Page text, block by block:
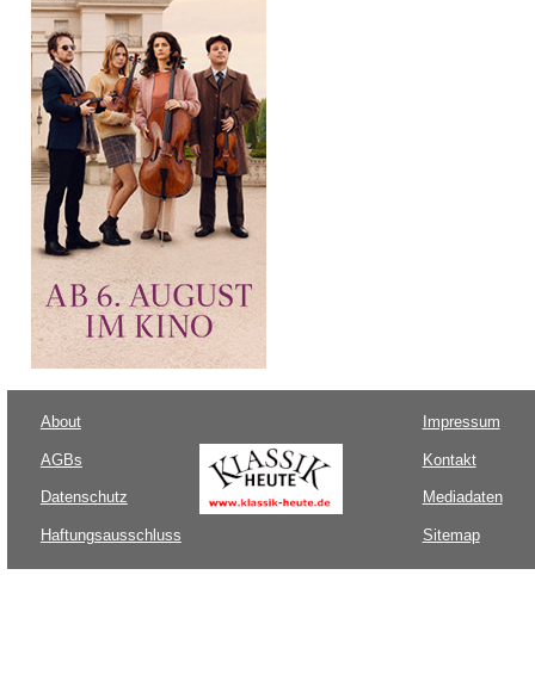
About
AGBs
Datenschutz
Haftungsausschluss
Impressum
Kontakt
Mediadaten
Sitemap